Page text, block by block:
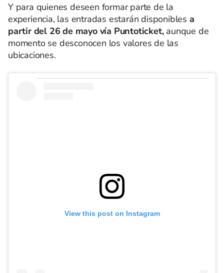
Y para quienes deseen formar parte de la
experiencia, las entradas estarán disponibles a
partir del 26 de mayo vía Puntoticket,aunque de
momento se desconocen los valores de las
ubicaciones.
View this post on Instagram